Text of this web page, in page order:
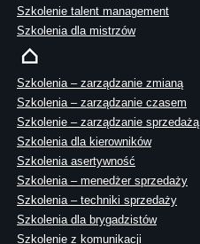
Szkolenie talent management
Szkolenia dla mistrzów
Szkolenia – zarządzanie zmianą
Szkolenia – zarządzanie czasem
Szkolenie – zarządzanie sprzedażą
Szkolenia dla kierowników
Szkolenia asertywność
Szkolenia – menedżer sprzedaży
Szkolenia – techniki sprzedaży
Szkolenia dla brygadzistów
Szkolenie z komunikacji